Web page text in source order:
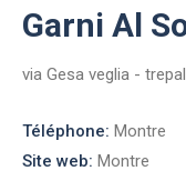
Garni Al
via Gesa veglia -
Téléphone: Montre
Site web: Montre